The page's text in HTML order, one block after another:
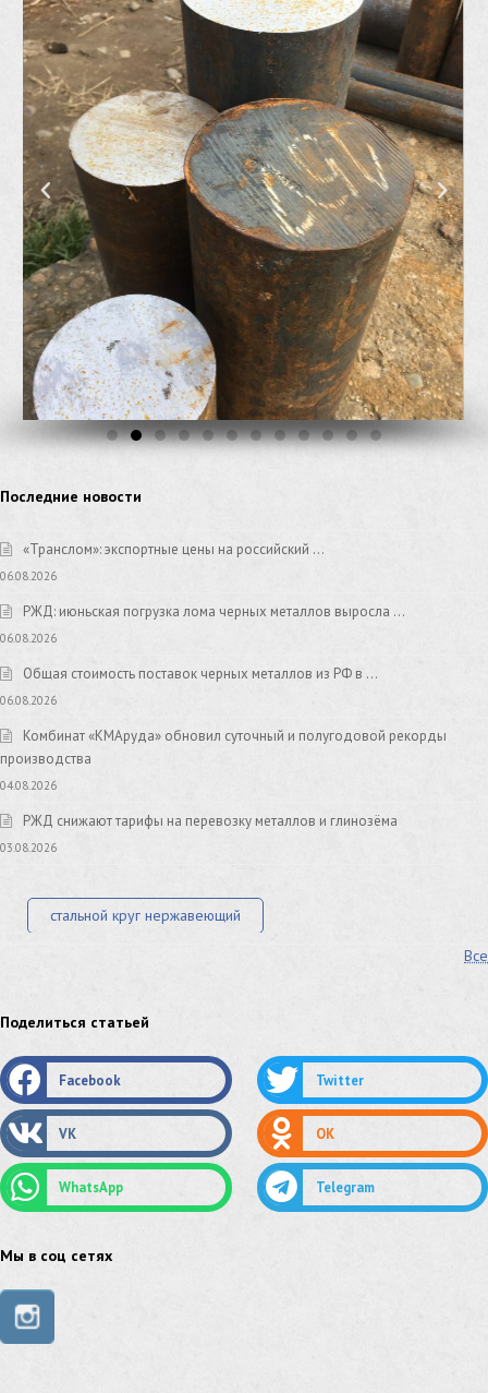
Последние новости
«Транслом»: экспортные цены на российский …
06.08.2026
РЖД: июньская погрузка лома черных металлов выросла …
06.08.2026
Общая стоимость поставок черных металлов из РФ в …
06.08.2026
Комбинат «КМАруда» обновил суточный и полугодовой рекорды
производства
04.08.2026
РЖД снижают тарифы на перевозку металлов и глинозёма
03.08.2026
стальной круг нержавеющий
труба оцинкованная труба нержавеющая
труба стальная сетка нержавеющая
сетка оцинкованная сетка стальная
сетка из нержавеющей стали
швеллер стальной
швеллер нержавеющий
Все
Поделиться статьей
Facebook Twitter
VK OK
WhatsApp Telegram
Мы в соц сетях